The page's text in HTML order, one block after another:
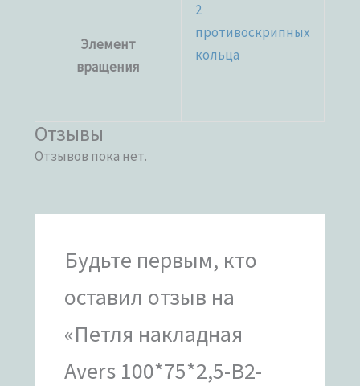
Элемент
вращения
2
противоскрипных
кольца
Отзывы
Отзывов пока нет.
Будьте первым, кто
оставил отзыв на
«Петля накладная
Avers 100*75*2,5-B2-